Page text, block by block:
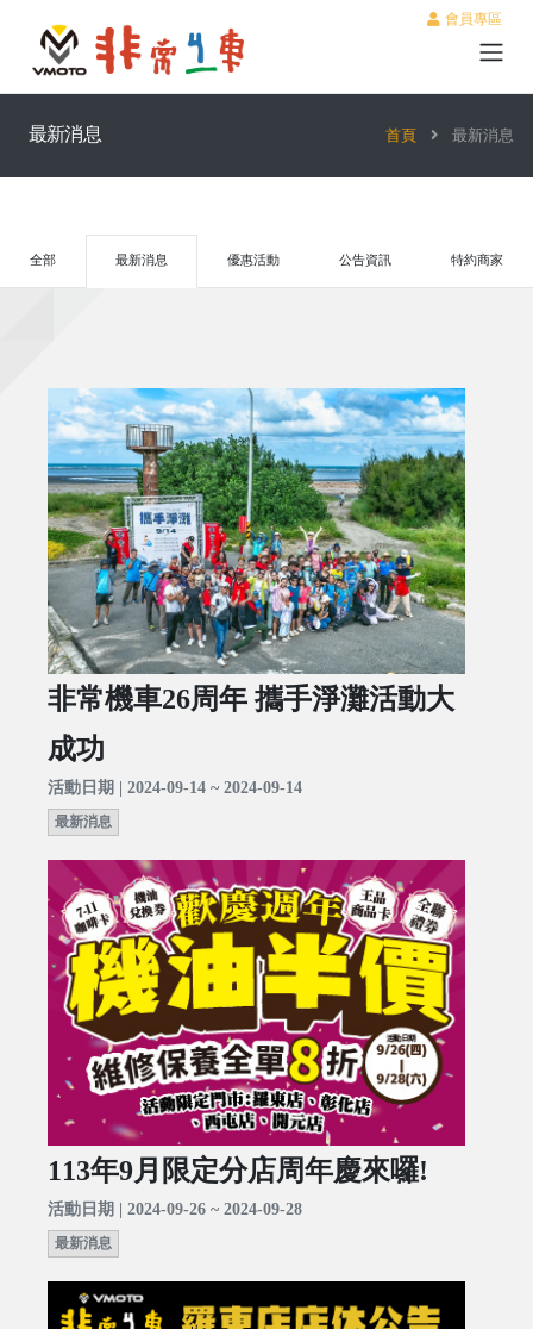
會員專區
最新消息 首頁 最新消息
全部 最新消息 優惠活動 公告資訊 特約商家
非常機車26周年 攜手淨灘活動大
成功
活動日期 | 2024-09-14 ~ 2024-09-14
最新消息
113年9月限定分店周年慶來囉!
活動日期 | 2024-09-26 ~ 2024-09-28
最新消息